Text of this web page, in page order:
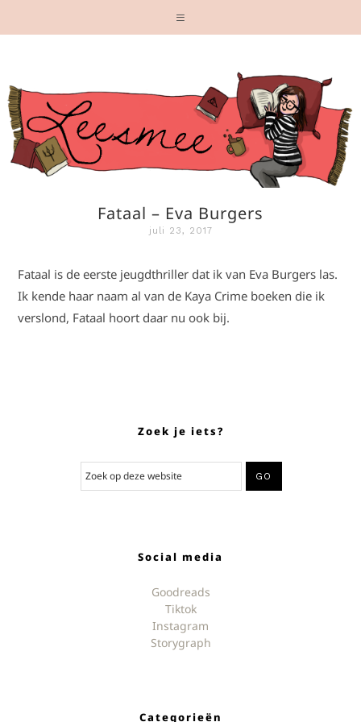
Fataal – Eva Burgers
juli 23, 2017
Fataal is de eerste jeugdthriller dat ik van Eva Burgers las.
Ik kende haar naam al van de Kaya Crime boeken die ik
verslond, Fataal hoort daar nu ook bij.
Zoek je iets?
Social media
Goodreads
Tiktok
Instagram
Storygraph
Categorieën